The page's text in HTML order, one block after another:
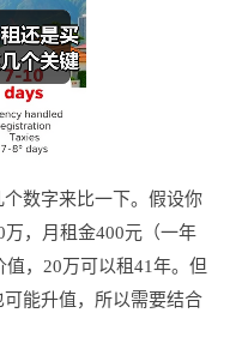
数字来比一下。假设你
，月租金400元（一年
，20万可以租41年。但
能升值，所以需要结合